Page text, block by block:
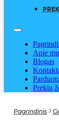
Apie
Blogas
Prekių
Pagrindinis